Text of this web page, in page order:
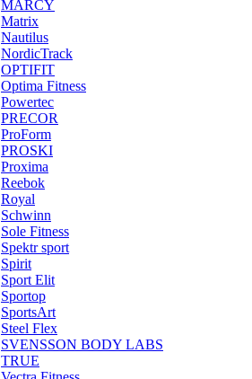
MARCY
Matrix
Nautilus
NordicTrack
OPTIFIT
Optima Fitness
Powertec
PRECOR
ProForm
PROSKI
Proxima
Reebok
Royal
Schwinn
Sole Fitness
Spektr sport
Spirit
Sport Elit
Sportop
SportsArt
Steel Flex
SVENSSON BODY LABS
TRUE